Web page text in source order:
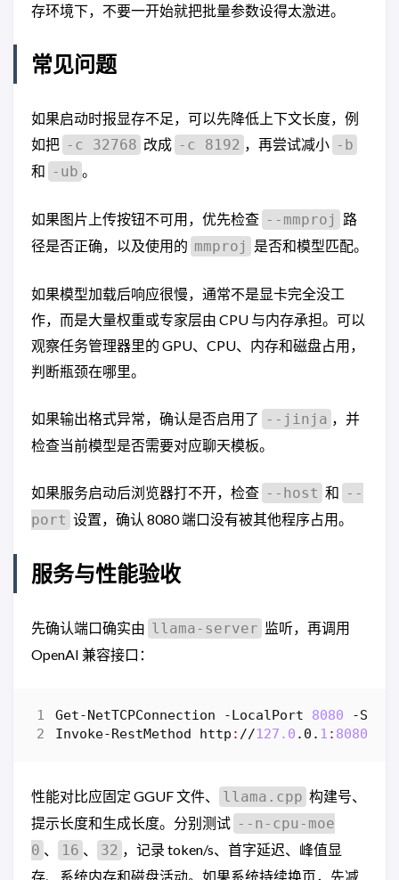
存环境下，不要一开始就把批量参数设得太激进。
常见问题
如果启动时报显存不足，可以先降低上下文长度，例
如把 -c 32768 改成 -c 8192 ，再尝试减小 -b
和 -ub 。
如果图片上传按钮不可用，优先检查 --mmproj
路
径是否正确，以及使用的 mmproj 是否和模型匹配。
如果模型加载后响应很慢，通常不是显卡完全没工
作，而是大量权重或专家层由 CPU 与内存承担。可以
观察任务管理器里的 GPU、CPU、内存和磁盘占用，
判断瓶颈在哪里。
如果输出格式异常，确认是否启用了 --jinja ，并
检查当前模型是否需要对应聊天模板。
如果服务启动后浏览器打不开，检查 --host 和 --
port 设置，确认 8080 端口没有被其他程序占用。
服务与性能验收
先确认端口确实由 llama-server 监听，再调用
OpenAI 兼容接口：
Get-NetTCPConnection -LocalPort 8080
-
Invoke-RestMethod
http : //127.0 . 0 . 1 : 8080
性能对比应固定 GGUF 文件、 llama.cpp 构建号、
提示长度和生成长度。分别测试 --n-cpu-moe
0 、 16 、 32 ，记录 token/s、首字延迟、峰值显
存、系统内存和磁盘活动。如果系统持续换页，先减